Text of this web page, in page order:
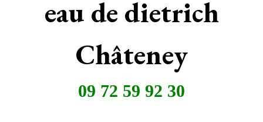
eau de dietrich
Châteney
09 72 59 92 30